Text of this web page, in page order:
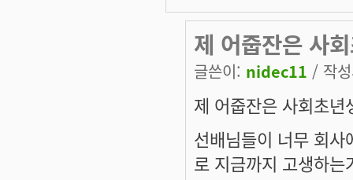
제 어줍잔은 사
글쓴이: nidec11 / 작
제 어줍잔은 사회초년
선배님들이 너무 회
로 지금까지 고생하는